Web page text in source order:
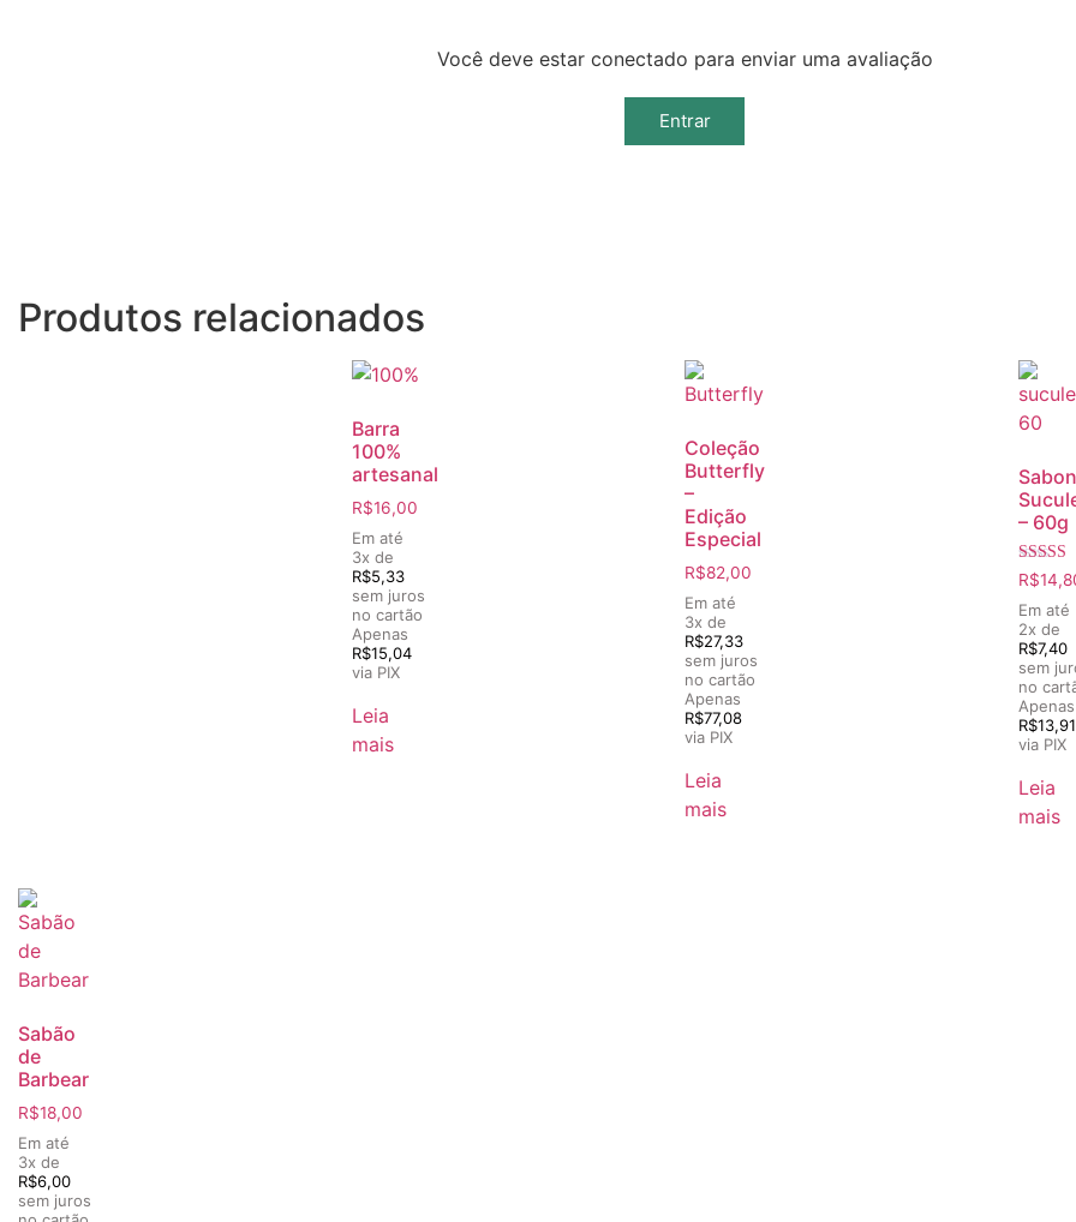
Você deve estar conectado para enviar uma avaliação
Entrar
Produtos relacionados
Barra
100%
artesanal
R$16,00
Em até
3x de
R$5,33
sem juros
no cartão
Apenas
R$15,04
via PIX
Leia
mais
Coleção
Butterfly
–
Edição
Especial
R$82,00
Em até
3x de
R$27,33
sem juros
no cartão
Apenas
R$77,08
via PIX
Leia
mais
– 60g
5.00
de 5
R$
Em até
2x de
R$7,40
sem
no
Apenas
R$13,91
via PIX
Leia
mais
Sabão
de
Barbear
R$18,00
Em até
3x de
R$6,00
sem juros